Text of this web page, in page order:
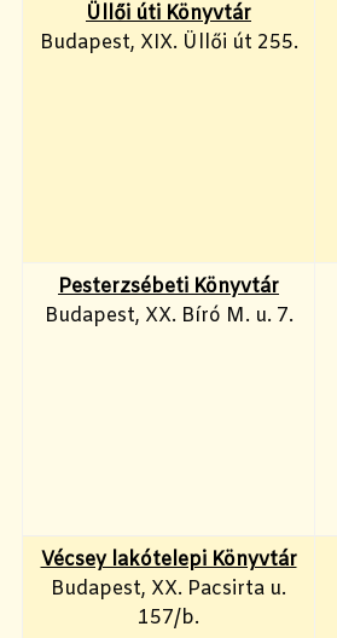
Üllői úti Könyvtár
Budapest, XIX. Üllői út 255.
Pesterzsébeti Könyvtár
Budapest, XX. Bíró M. u. 7.
Vécsey lakótelepi Könyvtár
Budapest, XX. Pacsirta u.
157/b.